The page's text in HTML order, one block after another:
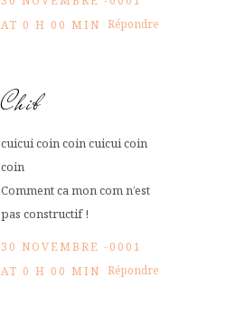
AT 0 H 00 MIN Répondre
Chib
cuicui coin coin cuicui coin
coin
Comment ca mon com n’est
pas constructif !
30 NOVEMBRE -0001
AT 0 H 00 MIN Répondre